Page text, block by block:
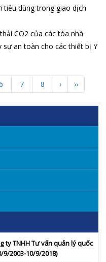
tiêu dùng trong giao dịch
CO2 của các tòa nhà
sự an toàn cho các thiết bị Y
7 8 › ››
ty TNHH Tư vấn quản lý quốc
9/2003-10/9/2018)